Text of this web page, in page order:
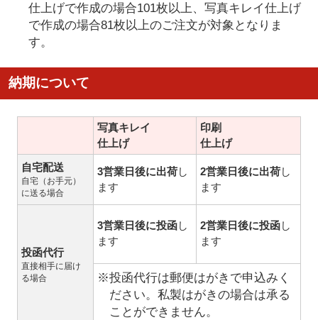
仕上げで作成の場合101枚以上、写真キレイ仕上げ
で作成の場合81枚以上のご注文が対象となりま
す。
納期について
写真キレイ
仕上げ
印刷
仕上げ
自宅配送
自宅（お手元）
に送る場合
3営業日後に出荷し
ます
2営業日後に出荷し
ます
投函代行
直接相手に届け
る場合
3営業日後に投函し
ます
2営業日後に投函し
ます
※投函代行は郵便はがきで申込みく
ださい。私製はがきの場合は承る
ことができません。